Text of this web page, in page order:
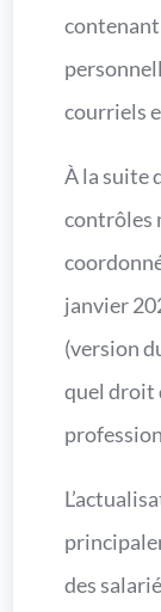
contenant
courriels
À la suite
contrôles
janvier
(version
quel droit
des